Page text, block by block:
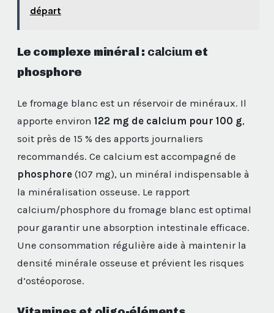
départ
Le complexe minéral : calcium et
phosphore
Le fromage blanc est un réservoir de minéraux. Il
apporte environ 122 mg de calcium pour 100 g,
soit près de 15 % des apports journaliers
recommandés. Ce calcium est accompagné de
phosphore (107 mg), un minéral indispensable à
la minéralisation osseuse. Le rapport
calcium/phosphore du fromage blanc est optimal
pour garantir une absorption intestinale efficace.
Une consommation régulière aide à maintenir la
densité minérale osseuse et prévient les risques
d’ostéoporose.